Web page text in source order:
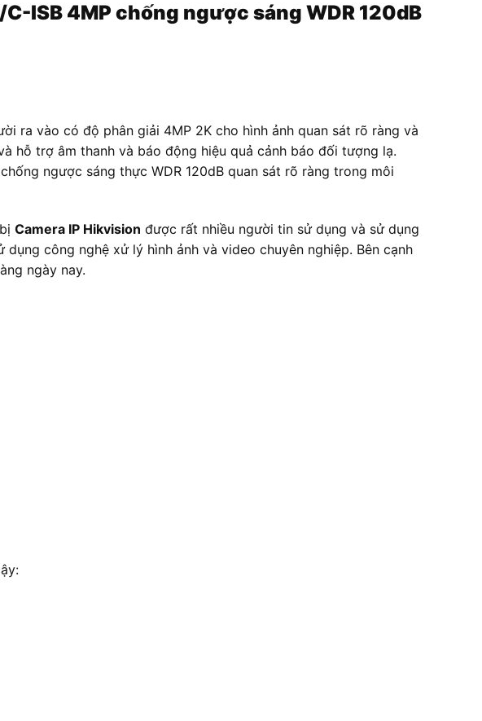
ISB 4MP chống ngược sáng WDR 120dB
ra vào có độ phân giải 4MP 2K cho hình ảnh quan sát rõ ràng và
hỗ trợ âm thanh và báo động hiệu quả cảnh báo đối tượng lạ.
ngược sáng thực WDR 120dB quan sát rõ ràng trong môi
Camera IP Hikvision được rất nhiều người tin sử dụng và sử dụng
công nghệ xử lý hình ảnh và video chuyên nghiệp. Bên cạnh
ngày nay.